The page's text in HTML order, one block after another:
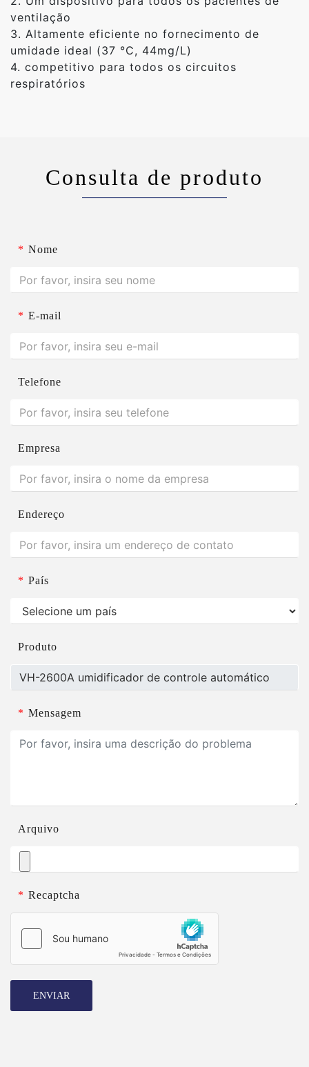
ventilação
3. Altamente eficiente no fornecimento de
umidade ideal (37 °C, 44mg/L)
4. competitivo para todos os circuitos
respiratórios
Consulta de produto
* Nome
* E-mail
Telefone
Empresa
Endereço
* País
Produto
* Mensagem
Arquivo
* Recaptcha
ENVIAR